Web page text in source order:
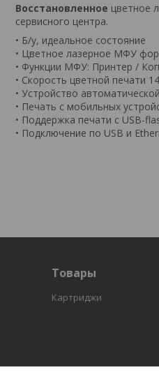
Восстановленное цветное
сервисного центра.
• Б/у, идеальное состояние
• Цветное лазерное МФУ
• Функции МФУ: Принтер /
• Скорость цветной печати
• Устройство
• Печать с мобильных
• Поддержка печати с USB-
• Подключение по USB и
Товары
Картриджи
бесперебойную работу